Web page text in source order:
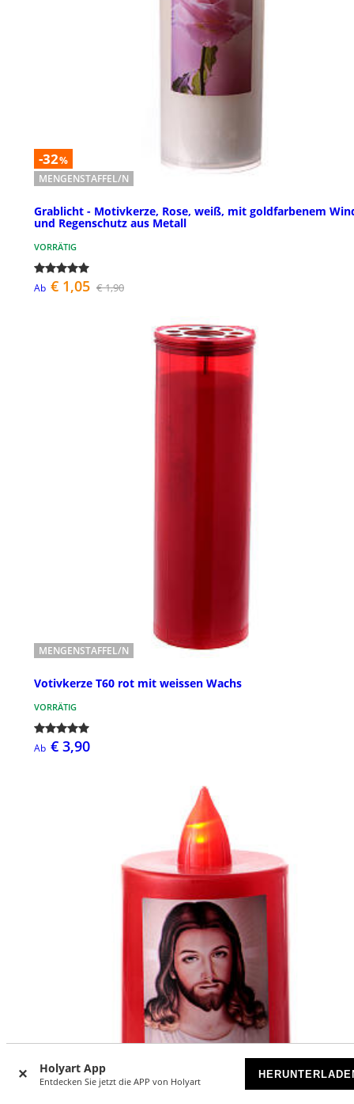
Holyart App
Entdecken Sie jetzt die APP von Holyart
-32%
MENGENSTAFFEL/N
Grablicht - Motivkerze, Rose, weiß, mit goldfarbenem
und Regenschutz aus Metall
VORRÄTIG
Ab € 1,05 € 1,90
MENGENSTAFFEL/N
Votivkerze T60 rot mit weissen Wachs
VORRÄTIG
Ab € 3,90
-33